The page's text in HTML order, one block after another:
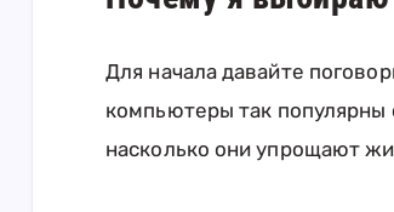
Для начала давайте
компьютеры так популярны
насколько они упрощают